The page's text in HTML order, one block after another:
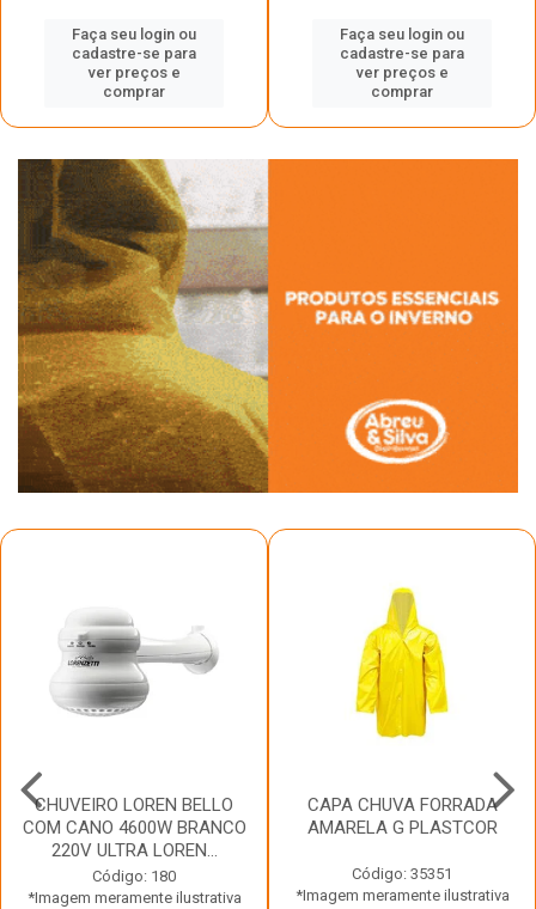
Faça seu login ou
cadastre-se para
ver preços e
comprar
Faça seu login ou
cadastre-se para
ver preços e
comprar
CHUVEIRO LOREN BELLO
COM CANO 4600W BRANCO
220V ULTRA LOREN...
Código: 180
*Imagem meramente ilustrativa
CAPA CHUVA FORRADA
AMARELA G PLASTCOR
Código: 35351
*Imagem meramente ilustrativa